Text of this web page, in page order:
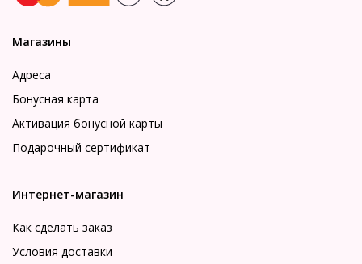
Магазины
Адреса
Бонусная карта
Активация бонусной карты
Подарочный сертификат
Интернет-магазин
Как сделать заказ
Условия доставки